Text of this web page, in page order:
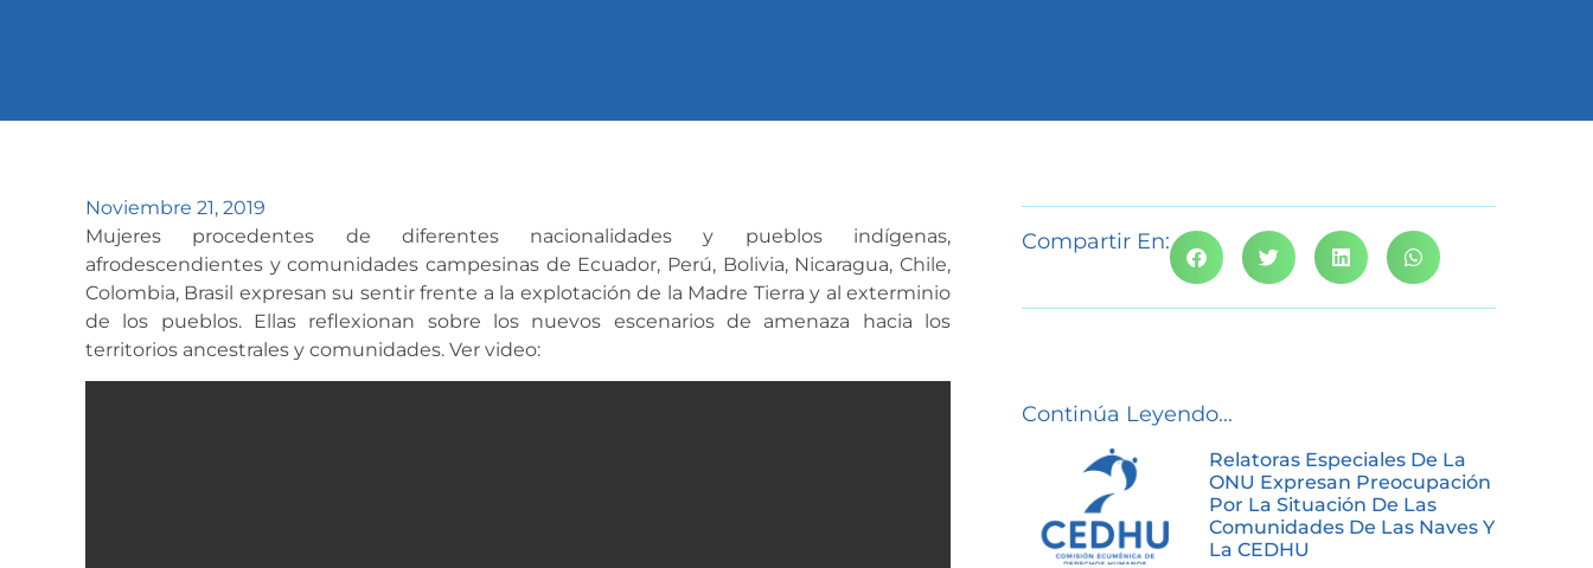
Noviembre 21, 2019
Mujeres procedentes de diferentes nacionalidades y pueblos indígenas,
afrodescendientes y comunidades campesinas de Ecuador, Perú, Bolivia, Nicaragua, Chile,
Colombia, Brasil expresan su sentir frente a la explotación de la Madre Tierra y al exterminio
de los pueblos. Ellas reflexionan sobre los nuevos escenarios de amenaza hacia los
territorios ancestrales y comunidades. Ver video:
Compartir En:
Continúa Leyendo...
Relatoras Especiales De La
ONU Expresan Preocupación
Por La Situación De Las
Comunidades De Las Naves Y
La CEDHU